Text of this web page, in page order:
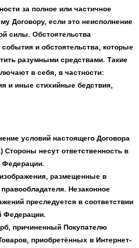
за полное или частичное
Договору, если это неисполнение
силы. Обстоятельства
и обстоятельства, которые
разумными средствами. Такие
в себя, в частности:
и иные стихийные бедствия,
условий настоящего Договора
несут ответственность в
Федерации.
размещенные в
Незаконное
преследуется в соответствии
Федерации.
причиненный Покупателю
приобретённых в Интернет-